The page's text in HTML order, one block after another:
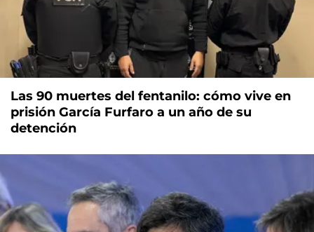
Las 90 muertes del fentanilo: cómo vive en
prisión García Furfaro a un año de su
detención